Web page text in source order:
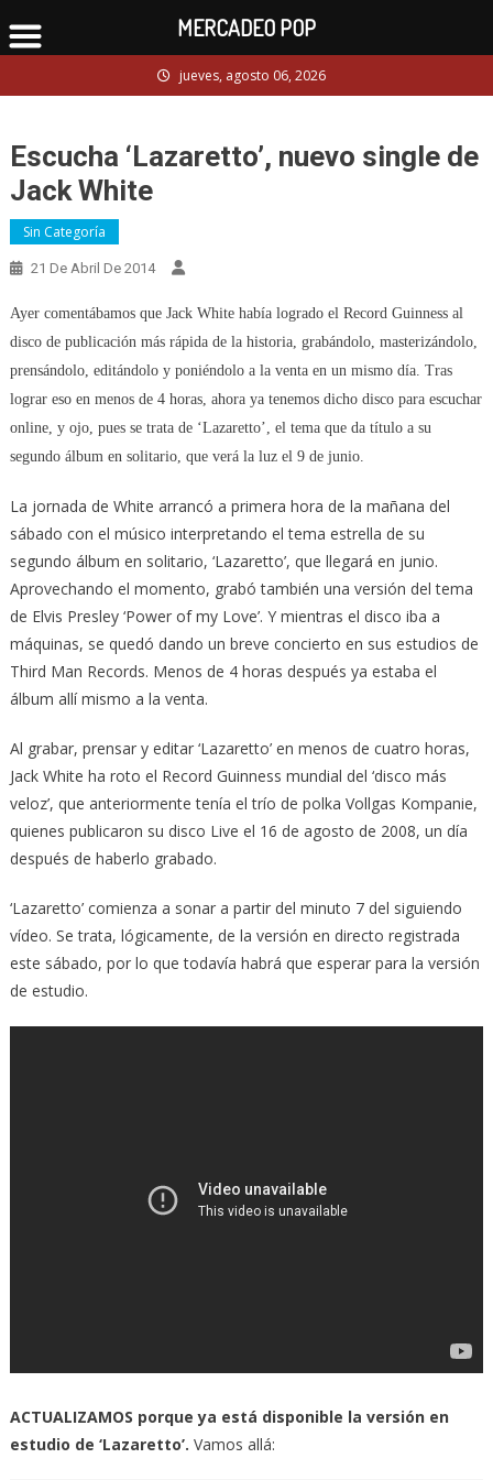
to
jueves, agosto 06, 2026
Escucha ‘Lazaretto’, nuevo single de
Jack White
Sin Categoría
21 De Abril De 2014
Ayer comentábamos que Jack White había logrado el Record Guinness al
disco de publicación más rápida de la historia, grabándolo, masterizándolo,
prensándolo, editándolo y poniéndolo a la venta en un mismo día. Tras
lograr eso en menos de 4 horas, ahora ya tenemos dicho disco para escuchar
online, y ojo, pues se trata de ‘Lazaretto’, el tema que da título a su
segundo álbum en solitario, que verá la luz el 9 de junio.
La jornada de White arrancó a primera hora de la mañana del
sábado con el músico interpretando el tema estrella de su
segundo álbum en solitario, ‘Lazaretto’, que llegará en junio.
Aprovechando el momento, grabó también una versión del tema
de Elvis Presley ‘Power of my Love’. Y mientras el disco iba a
máquinas, se quedó dando un breve concierto en sus estudios de
Third Man Records. Menos de 4 horas después ya estaba el
álbum allí mismo a la venta.
Al grabar, prensar y editar ‘Lazaretto’ en menos de cuatro horas,
Jack White ha roto el Record Guinness mundial del ‘disco más
veloz’, que anteriormente tenía el trío de polka Vollgas Kompanie,
quienes publicaron su disco Live el 16 de agosto de 2008, un día
después de haberlo grabado.
‘Lazaretto’ comienza a sonar a partir del minuto 7 del siguiendo
vídeo. Se trata, lógicamente, de la versión en directo registrada
este sábado, por lo que todavía habrá que esperar para la versión
de estudio.
ACTUALIZAMOS porque ya está disponible la versión en
estudio de ‘Lazaretto’. Vamos allá:
MERCADEO POP